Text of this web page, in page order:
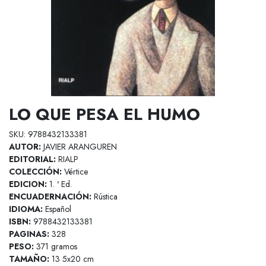
LO QUE PESA EL HUMO
SKU: 9788432133381
AUTOR: JAVIER ARANGUREN
EDITORIAL: RIALP
COLECCIÓN: Vértice
EDICION: 1. ª Ed.
ENCUADERNACIÓN: Rústica
IDIOMA: Español
ISBN: 9788432133381
PAGINAS: 328
PESO: 371 gramos
TAMAÑO: 13 5x20 cm